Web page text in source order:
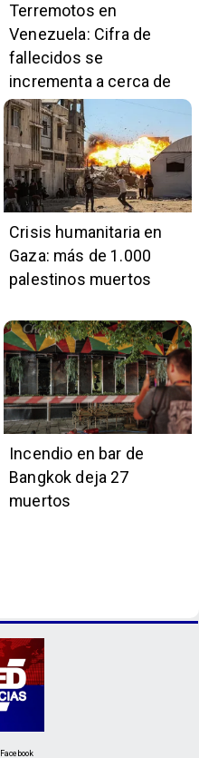
Terremotos en
Venezuela: Cifra de
fallecidos se
incrementa a cerca de
5.400
Crisis humanitaria en
Gaza: más de 1.000
palestinos muertos
Incendio en bar de
Bangkok deja 27
muertos
Facebook